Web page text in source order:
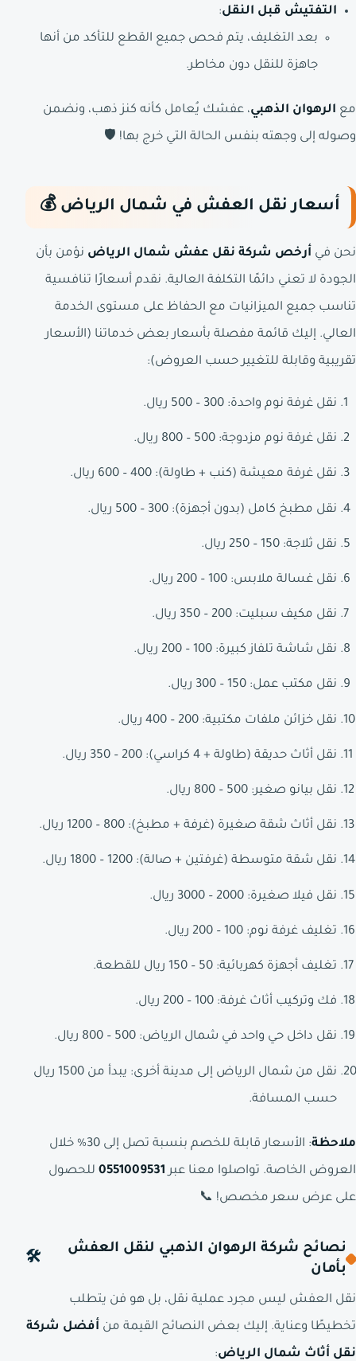
التفتيش قبل النقل:
بعد التغليف، يتم فحص جميع القطع للتأكد من أنها
جاهزة للنقل دون مخاطر.
مع الرهوان الذهبي، عفشك يُعامل كأنه كنز ذهب، ونضمن
وصوله إلى وجهته بنفس الحالة التي خرج بها! 🛡️
أسعار نقل العفش في شمال الرياض 💰
نحن في أرخص شركة نقل عفش شمال الرياض نؤمن بأن
الجودة لا تعني دائمًا التكلفة العالية. نقدم أسعارًا تنافسية
تناسب جميع الميزانيات مع الحفاظ على مستوى الخدمة
العالي. إليك قائمة مفصلة بأسعار بعض خدماتنا (الأسعار
تقريبية وقابلة للتغيير حسب العروض):
نقل غرفة نوم واحدة: 300 – 500 ريال.
نقل غرفة نوم مزدوجة: 500 – 800 ريال.
نقل غرفة معيشة (كنب + طاولة): 400 – 600 ريال.
نقل مطبخ كامل (بدون أجهزة): 300 – 500 ريال.
نقل ثلاجة: 150 – 250 ريال.
نقل غسالة ملابس: 100 – 200 ريال.
نقل مكيف سبليت: 200 – 350 ريال.
نقل شاشة تلفاز كبيرة: 100 – 200 ريال.
نقل مكتب عمل: 150 – 300 ريال.
نقل خزائن ملفات مكتبية: 200 – 400 ريال.
نقل أثاث حديقة (طاولة + 4 كراسي): 200 – 350 ريال.
نقل بيانو صغير: 500 – 800 ريال.
نقل أثاث شقة صغيرة (غرفة + مطبخ): 800 – 1200 ريال.
نقل شقة متوسطة (غرفتين + صالة): 1200 – 1800 ريال.
نقل فيلا صغيرة: 2000 – 3000 ريال.
تغليف غرفة نوم: 100 – 200 ريال.
تغليف أجهزة كهربائية: 50 – 150 ريال للقطعة.
فك وتركيب أثاث غرفة: 100 – 200 ريال.
نقل داخل حي واحد في شمال الرياض: 500 – 800 ريال.
نقل من شمال الرياض إلى مدينة أخرى: يبدأ من 1500 ريال
حسب المسافة.
ملاحظة
: الأسعار قابلة للخصم بنسبة تصل إلى 30% خلال
العروض الخاصة. تواصلوا معنا عبر 0551009531 للحصول
على عرض سعر مخصص! 📞
نصائح شركة الرهوان الذهبي لنقل العفش
بأمان
🛠️
نقل العفش ليس مجرد عملية نقل، بل هو فن يتطلب
تخطيطًا وعناية. إليك بعض النصائح القيمة من أفضل شركة
نقل أثاث شمال الرياض: